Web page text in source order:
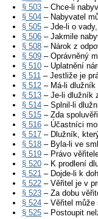
§ 503 – Chce-li
§ 504 – Nabyvatel
§ 505 – Jde-li o
§ 506 – Jakmile
§ 508 – Nárok z
§ 509 – Oprávněný
§ 510 – Uplatnění
§ 511 – Jestliže je
§ 512 – Má-li
§ 513 – Je-li dlužník
§ 514 – Splnil-li
§ 515 – Zda
§ 516 – Účastníci
§ 517 – Dlužník,
§ 518 – Byla-li ve
§ 519 – Právo
§ 520 – K prodlení
§ 521 – Dojde-li k
§ 522 – Věřitel je v
§ 523 – Za dobu
§ 524 – Věřitel může
§ 525 – Postoupit